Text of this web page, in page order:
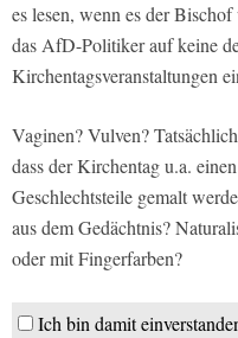
es lesen, wenn es der
das AfD-Politiker auf keine
Kirchentagsveranstaltungen
Vaginen? Vulven?
dass der Kirchentag u.a.
Geschlechtsteile gemalt
aus dem Gedächtnis?
oder mit Fingerfarben?
Ich bin damit